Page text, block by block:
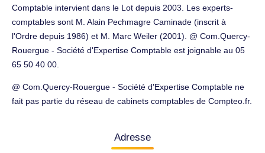
Comptable intervient dans le Lot depuis 2003. Les experts-
comptables sont M. Alain Pechmagre Caminade (inscrit à
l'Ordre depuis 1986) et M. Marc Weiler (2001). @ Com.Quercy-
Rouergue - Société d'Expertise Comptable est joignable au 05
65 50 40 00.
@ Com.Quercy-Rouergue - Société d'Expertise Comptable ne
fait pas partie du réseau de cabinets comptables de Compteo.fr.
Adresse